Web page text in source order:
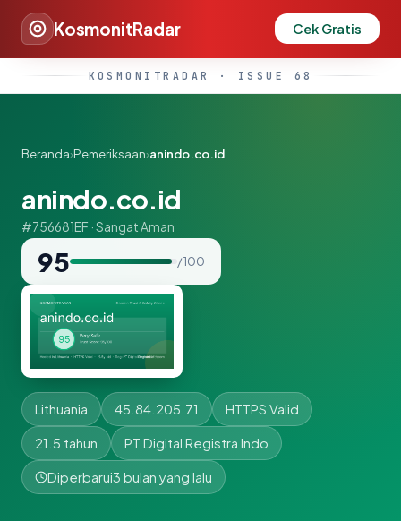
KosmonitRadar Cek Gratis
KOSMONITRADAR · ISSUE 68
Beranda›Pemeriksaan›anindo.co.id
anindo.co.id
#756681EF · Sangat Aman
95 / 100
Lithuania 45.84.205.71 HTTPS Valid
21.5 tahun PT Digital Registra Indo
Diperbarui3 bulan yang lalu